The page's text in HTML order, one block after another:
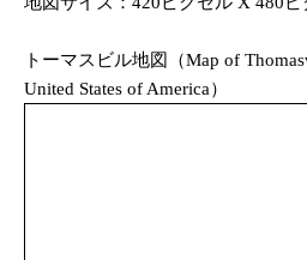
トーマスビル地図（Map of
United States of America）